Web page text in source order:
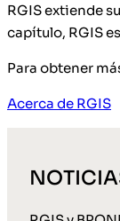
RGIS extiende
capítulo, RGIS
Para obtener
Acerca de RGIS